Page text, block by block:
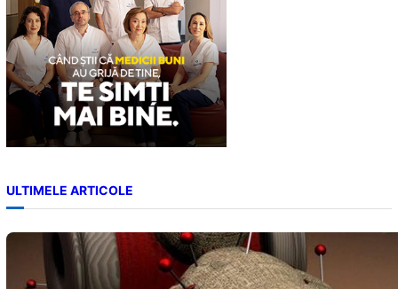
ULTIMELE ARTICOLE